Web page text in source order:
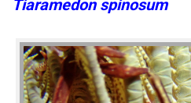
Tiaramedon spinosum